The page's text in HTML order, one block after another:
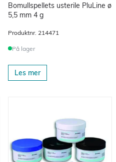
Bomullspellets usterile PluLine ø
5,5 mm 4 g
Produktnr. 214471
På lager
Les mer